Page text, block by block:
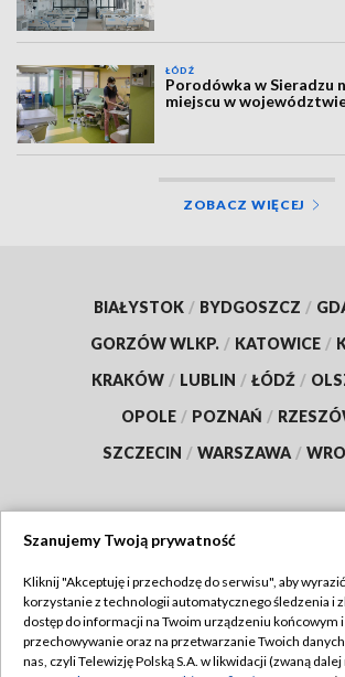
ŁÓDŹ
Porodówka w Sieradzu
miejscu w
ZOBACZ WIĘCEJ
BIAŁYSTOK / BYDGOSZCZ /
GORZÓW WLKP. / KATOWICE /
KRAKÓW / LUBLIN / ŁÓDŹ /
OPOLE / POZNAŃ /
SZCZECIN / WARSZAWA /
TVP
Abonament TVP
Regulamin TVP
Szanujemy Twoją prywatność
Kliknij "Akceptuję i przechodzę do serwisu", aby
korzystanie z technologii automatycznego śledzenia i
dostęp do informacji na Twoim urządzeniu końcowym i
przechowywanie oraz na przetwarzanie Twoich
nas, czyli Telewizję Polską S.A. w likwidacji (zwaną dalej